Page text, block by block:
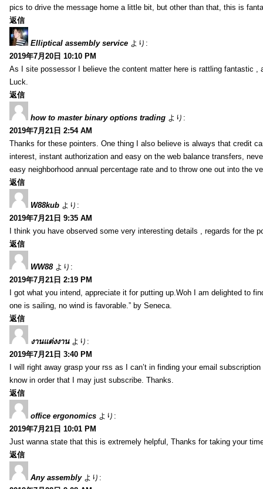
pics to drive the message home a little bit, but other than that, this is
返信
Elliptical assembly service より:
2019年7月20日 10:10 PM
As I site possessor I believe the content matter here is rattling fantastic ,
Luck.
返信
how to master binary options trading より:
2019年7月21日 2:54 AM
Thanks for these pointers. One thing I also believe is always that credit
interest, instant authorization and easy on the web balance transfers,
easy neighborhood annual percentage rate and to throw one out into the
返信
W88kub より:
2019年7月21日 9:35 AM
I think you have observed some very interesting details , regards for the
返信
WW88 より:
2019年7月21日 2:19 PM
I got what you intend, appreciate it for putting up.Woh I am delighted to
one is sailing, no wind is favorable.” by Seneca.
返信
งานแต่งงาน より:
2019年7月21日 3:40 PM
I will right away grasp your rss as I can’t in finding your email
know in order that I may just subscribe. Thanks.
返信
office ergonomics より:
2019年7月21日 10:01 PM
Just wanna state that this is extremely helpful, Thanks for taking your
返信
Any assembly より: